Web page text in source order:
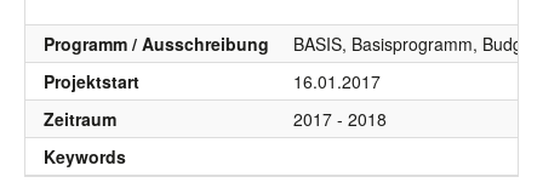
Programm / Ausschreibung
BASIS, Basisprogramm,
Projektstart
16.01.2017
Zeitraum
2017 - 2018
Keywords